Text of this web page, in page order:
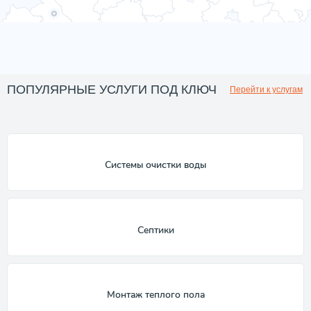
ПОПУЛЯРНЫЕ УСЛУГИ ПОД КЛЮЧ Перейти к услугам
Системы очистки воды
Септики
Монтаж теплого пола